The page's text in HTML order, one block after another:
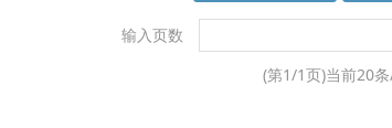
输入页数
(第1/1页)当前20